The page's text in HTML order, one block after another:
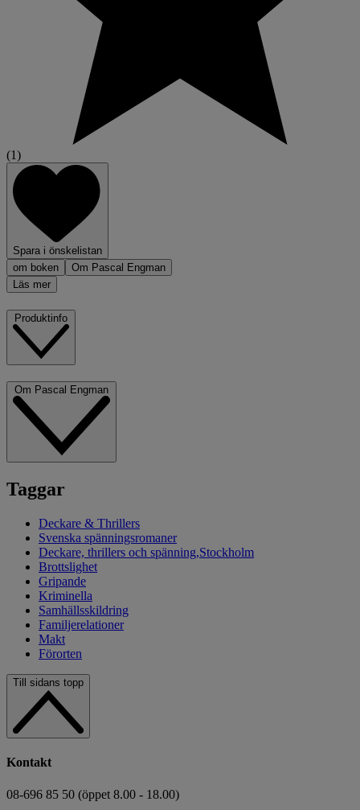
(1)
Spara i önskelistan
om boken
Om Pascal Engman
Läs mer
Taggar
Deckare & Thrillers
Svenska spänningsromaner
Deckare, thrillers och spänning,Stockholm
Brottslighet
Gripande
Kriminella
Samhällsskildring
Familjerelationer
Makt
Förorten
Till sidans topp
Kontakt
08-696 85 50 (öppet 8.00 - 18.00)